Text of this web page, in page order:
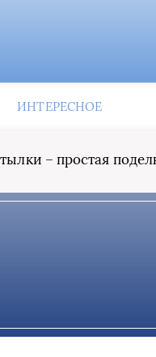
ИНТЕРЕСНОЕ
– простая